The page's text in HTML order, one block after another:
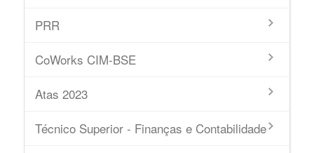
PRR
CoWorks CIM-BSE
Atas 2023
Técnico Superior - Finanças e Contabilidade